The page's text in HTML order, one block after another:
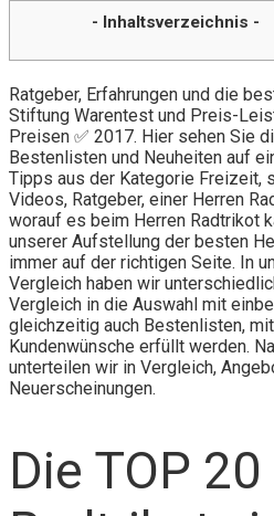
- Inhaltsverzeichnis -
Ratgeber, Erfahrungen und die
Stiftung Warentest und Preis-
Preisen ✅ 2017. Hier sehen Sie
Bestenlisten und Neuheiten auf
Tipps aus der Kategorie Freizeit,
Videos, Ratgeber, einer Herren
worauf es beim Herren Radtrikot
unserer Aufstellung der besten
immer auf der richtigen Seite. In
Vergleich haben wir
Vergleich in die Auswahl mit
gleichzeitig auch Bestenlisten,
Kundenwünsche erfüllt werden.
unterteilen wir in Vergleich,
Neuerscheinungen.
Die TOP